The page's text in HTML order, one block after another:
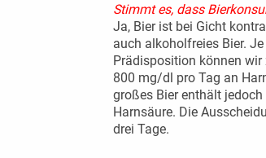
Stimmt es, dass
Ja, Bier ist bei Gicht
auch alkoholfreies Bier.
Prädisposition können
800 mg/dl pro Tag an
großes Bier enthält
Harnsäure. Die
drei Tage.